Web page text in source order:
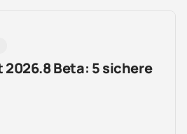
Beta: 5 sichere